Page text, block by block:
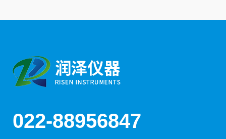
022-88956847